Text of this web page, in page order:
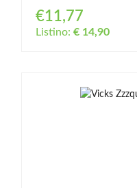
€11,77
Listino: € 14,90